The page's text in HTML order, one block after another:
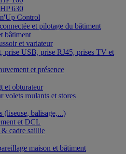
630
Control
et pilotage du bâtiment
bâtiment
et variateur
prise USB, prise RJ45, prises TV et
et présence
et obturateur
volets roulants et stores
(liseuse, balisage,...)
et DCL
cadre saillie
maison et bâtiment